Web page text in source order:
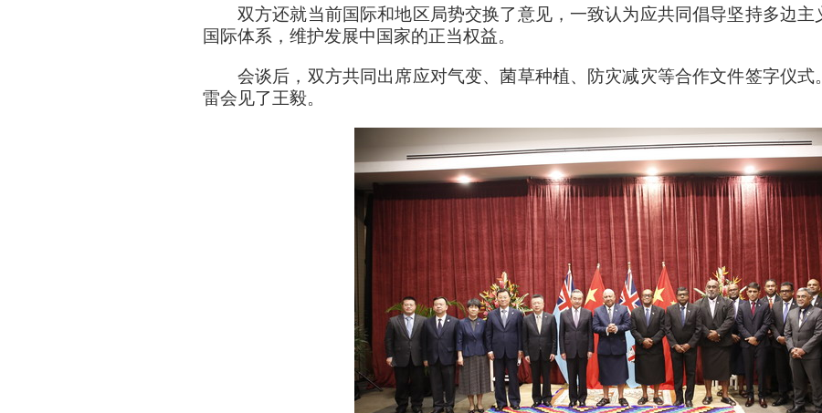
双方还就当前国际和地区局势交换了意见，一致认为应共同倡导坚持多边
国际体系，维护发展中国家的正当权益。
会谈后，双方共同出席应对气变、菌草种植、防灾减灾等合作文件签字仪
雷会见了王毅。